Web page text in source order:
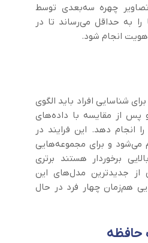
چهره سه‌بعدی توسط
را به حداقل می‌رساند تا در
هویت انجام ‌شود.
برای شناسایی افراد باید الگوی
پس از مقایسه با داده‌های
انجام دهد. این فرایند در
می‌شود و برای مجموعه‌هایی
برخوردار هستند برتری
جدیدترین مدل‌های این
هم‌زمان چهار فرد در حال
حافظه